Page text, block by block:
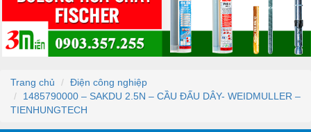
Trang chủ
Điện công nghiệp
1485790000 – SAKDU 2.5N – CẦU ĐẤU DÂY- WEIDMULLER –
TIENHUNGTECH